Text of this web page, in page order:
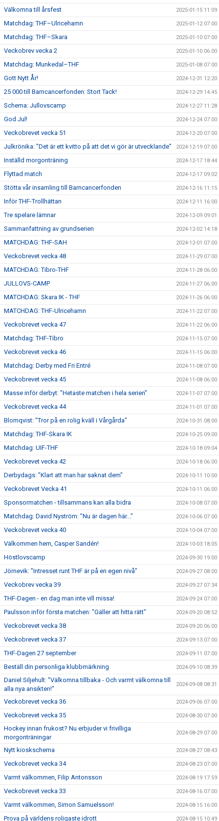
Välkomna till årsfest 2025-01-15 11:09
Matchdag: THF–Ulricehamn 2025-01-12 07:00
Matchdag: THF–Skara 2025-01-10 07:00
Veckobrev vecka 2 2025-01-10 06:00
Matchdag: Munkedal–THF 2025-01-08 07:00
Gott Nytt År! 2024-12-31 12:20
25 000 till Barncancerfonden: Stort Tack! 2024-12-29 14:45
Schema: Jullovscamp 2024-12-27 11:28
God Jul! 2024-12-24 07:00
Veckobrevet vecka 51 2024-12-20 07:00
Julkrönika: ”Det är ett kvitto på att det vi gör är utvecklande” 2024-12-19 07:00
Inställd morgonträning 2024-12-17 18:44
Flyttad match 2024-12-17 09:02
Stötta vår insamling till Barncancerfonden 2024-12-16 11:15
Inför THF-Trollhättan 2024-12-11 16:00
Tre spelare lämnar 2024-12-09 09:01
Sammanfattning av grundserien 2024-12-02 14:18
MATCHDAG: THF-SAH 2024-12-01 07:00
Veckobrevet vecka 48 2024-11-29 07:00
MATCHDAG: Tibro-THF 2024-11-28 06:00
JULLOVS-CAMP 2024-11-27 06:00
MATCHDAG: Skara IK - THF 2024-11-26 06:00
MATCHDAG: THF-Ulricehamn 2024-11-22 07:00
Veckobrevet vecka 47 2024-11-22 06:00
Matchdag: THF-Tibro 2024-11-15 07:00
Veckobrevet vecka 46 2024-11-15 06:00
Matchdag: Derby med Fri Entré 2024-11-08 07:00
Veckobrevet vecka 45 2024-11-08 06:00
Masse inför derbyt: "Hetaste matchen i hela serien" 2024-11-07 07:00
Veckobrevet vecka 44 2024-11-01 07:00
Blomqvist: "Tror på en rolig kväll i Vårgårda" 2024-10-31 08:00
Matchdag: THF-Skara IK 2024-10-25 09:00
Matchdag: UIF-THF 2024-10-18 09:04
Veckobrevet vecka 42 2024-10-18 06:00
Derbydags: ”Klart att man har saknat dem" 2024-10-11 10:00
Veckobrevet Vecka 41 2024-10-11 06:00
Sponsormatchen - tillsammans kan alla bidra 2024-10-08 07:00
Matchdag: David Nyström: ”Nu är dagen här..." 2024-10-06 07:00
Veckobrevet vecka 40 2024-10-04 07:00
Välkommen hem, Casper Sandén! 2024-10-03 18:05
Höstlovscamp 2024-09-30 19:00
Jörnevik: ”Intresset runt THF är på en egen nivå” 2024-09-27 08:00
Veckobrev vecka 39 2024-09-27 07:34
THF-Dagen - en dag man inte vill missa! 2024-09-24 07:00
Paulsson inför första matchen: "Gäller att hitta rätt" 2024-09-20 08:52
Veckobrevet vecka 38 2024-09-20 06:00
Veckobrevet vecka 37 2024-09-13 07:00
THF-Dagen 27 september 2024-09-11 07:00
Beställ din personliga klubbmärkning 2024-09-10 08:39
Daniel Siljehult: "Välkomna tillbaka - Och varmt välkomna till
alla nya ansikten!"
2024-09-08 08:31
Veckobrevet vecka 36 2024-09-06 07:00
Veckobrevet vecka 35 2024-08-30 07:00
Hockey innan frukost? Nu erbjuder vi frivilliga
morgonträningar
2024-08-29 07:00
Nytt kioskschema 2024-08-27 08:43
Veckobrevet vecka 34 2024-08-23 07:00
Varmt välkommen, Filip Antonsson 2024-08-19 17:59
Veckobrevet vecka 33 2024-08-16 07:00
Varmt välkommen, Simon Samuelsson! 2024-08-15 16:00
Prova på världens roligaste idrott 2024-08-15 10:49